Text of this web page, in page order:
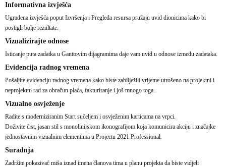
Informativna izvješća
Ugrađena izvješća poput Izvršenja i Pregleda resursa pružaju uvid dionicima kako bi
postigli bolje rezultate.
Vizualizirajte odnose
Isticanje puta zadatka u Ganttovim dijagramima daje vam uvid u odnose između zadataka.
Evidencija radnog vremena
Pošaljite evidenciju radnog vremena kako biste zabilježili vrijeme utrošeno na projektni i
neprojektni rad za obračun plaća, fakturiranje i još mnogo toga.
Vizualno osvježenje
Radite s moderniziranim Start sučeljem i osvježenim karticama na vrpci.
Doživite čist, jasan stil s monolinijskom ikonografijom koja komunicira akciju i značajke
jednostavnim vizualnim elementima u Projectu 2021 Professional.
Suradnja
Zadržite pokazivač miša iznad imena članova tima u planu projekta da biste vidjeli